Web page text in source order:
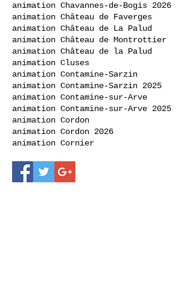
animation Chavannes-de-Bogis 2026
animation Château de Faverges
animation Château de La Palud
animation Château de Montrottier
animation Château de la Palud
animation Cluses
animation Contamine-Sarzin
animation Contamine-Sarzin 2025
animation Contamine-sur-Arve
animation Contamine-sur-Arve 2025
animation Cordon
animation Cordon 2026
animation Cornier